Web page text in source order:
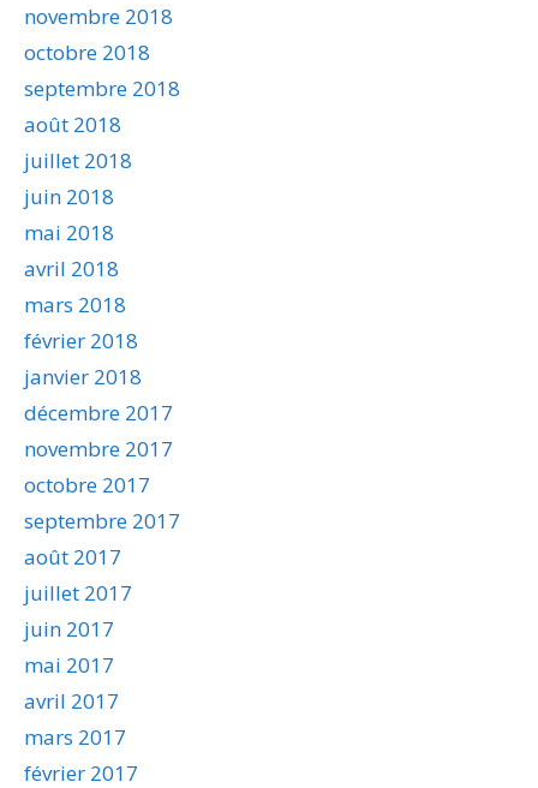
novembre 2018
octobre 2018
septembre 2018
août 2018
juillet 2018
juin 2018
mai 2018
avril 2018
mars 2018
février 2018
janvier 2018
décembre 2017
novembre 2017
octobre 2017
septembre 2017
août 2017
juillet 2017
juin 2017
mai 2017
avril 2017
mars 2017
février 2017